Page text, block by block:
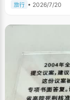
旅行 • 2026/7/20